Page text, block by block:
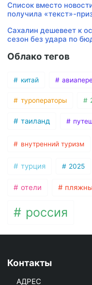
Список вместо
получила «текст»-
Сахалин дешевеет к
сезон без удара по
Облако тегов
китай
туроператоры
таиланд
внутренний туризм
турция 2025
отели
россия
Контакты
АДРЕС